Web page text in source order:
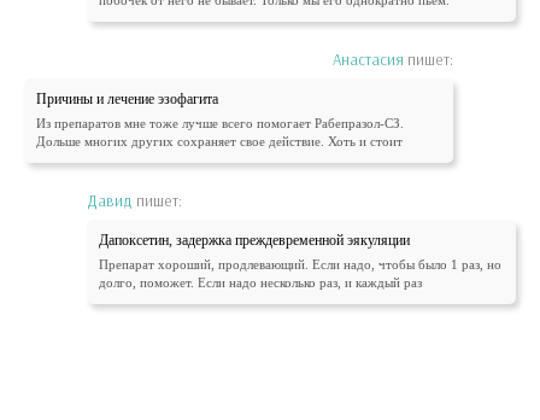
Анастасия пишет:
Причины и лечение эзофагита
Из препаратов мне тоже лучше всего помогает Рабепразол-СЗ.
Дольше многих других сохраняет свое действие. Хоть и стоит
Давид пишет:
Дапоксетин, задержка преждевременной эякуляции
Препарат хороший, продлевающий. Если надо, чтобы было 1 раз, но
долго, поможет. Если надо несколько раз, и каждый раз